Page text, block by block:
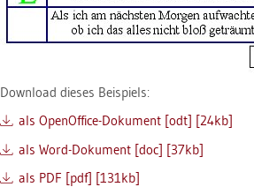
Down­load die­ses Bei­spiels:
als Open­Of­fice-Do­ku­ment [odt] [24kb]
als Word-Do­ku­ment [doc] [37kb]
als PDF [pdf] [131kb]